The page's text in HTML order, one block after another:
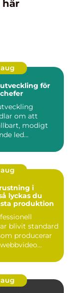
här
för
om att
modigt
led...
i
produktion
blivit standard
producerar